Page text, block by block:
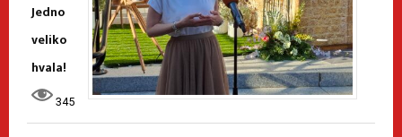
Jedno
veliko
hvala!
345